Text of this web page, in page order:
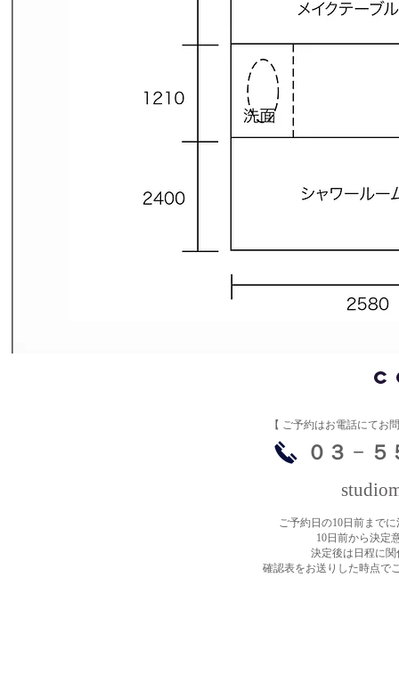
【 ​ご予約はお電話にてお
０３ − ５
ご予約日の10日前まで
10日前から決定
決定後は日程に
確認表をお送りした時点で